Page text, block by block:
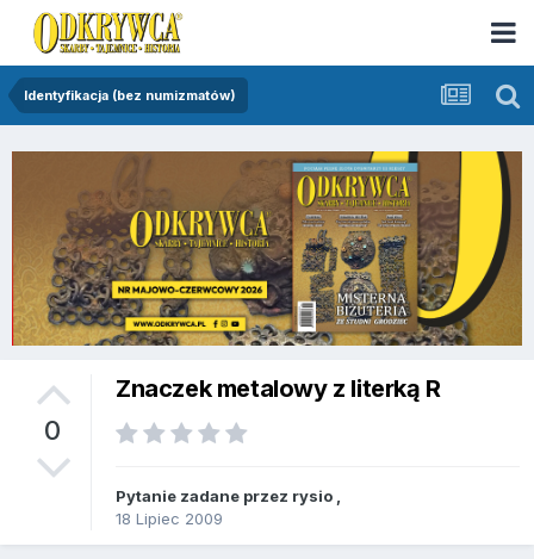
Identyfikacja (bez numizmatów)
0
Znaczek metalowy z literką R
Pytanie zadane przez rysio
18 Lipiec 2009